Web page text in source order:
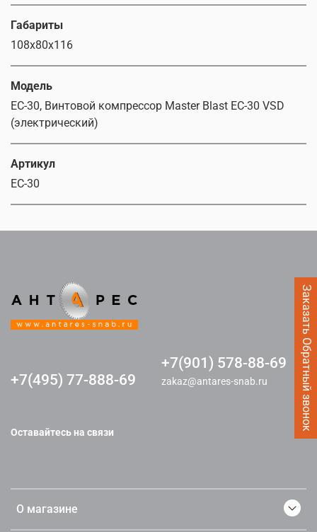
Заказать Обратный звонок
Габариты
108х80х116
Модель
EC-30, Винтовой компрессор Master Blast EC-30 VSD
(электрический)
Артикул
EC-30
О магазине
+7(495) 77-888-69
+7(901) 578-88-69
zakaz@antares-snab.ru
Оставайтесь на связи